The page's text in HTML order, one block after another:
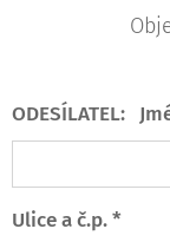
ODESÍLATEL:
Ulice a č.p. *